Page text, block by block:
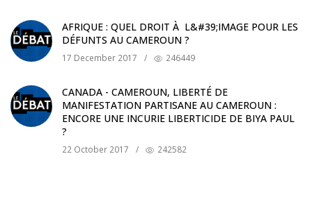
AFRIQUE : QUEL DROIT À L&#39;IMAGE POUR LES
DÉFUNTS AU CAMEROUN ?
17 December 2017 / 246449
CANADA - CAMEROUN, LIBERTÉ DE
MANIFESTATION PARTISANE AU CAMEROUN :
ENCORE UNE INCURIE LIBERTICIDE DE BIYA PAUL
?
22 October 2017 / 242582